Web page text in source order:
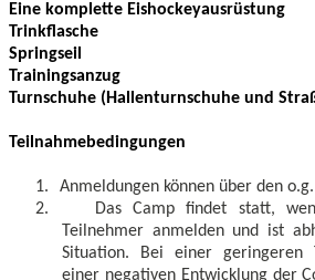
Eine komplette Eishockeyausrüstung
Trinkflasche
Springseil
Trainingsanzug
Turnschuhe (Hallenturnschuhe und
Teilnahmebedingungen
1.
Anmeldungen können über den
2.
Das Camp findet statt,
Teilnehmer anmelden und ist
Situation. Bei einer geringeren
einer negativen Entwicklung der